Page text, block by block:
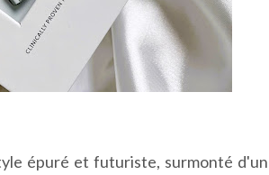
épuré et futuriste, surmonté d'un